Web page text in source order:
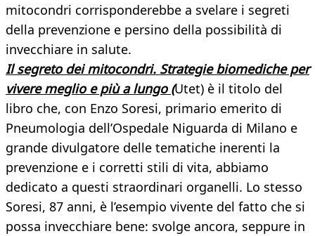
mitocondri corrisponderebbe a svelare i segreti
della prevenzione e persino della possibilità di
invecchiare in salute.
Il segreto dei mitocondri. Strategie biomediche per
vivere meglio e più a lungo (Utet) è il titolo del
libro che, con Enzo Soresi, primario emerito di
Pneumologia dell’Ospedale Niguarda di Milano e
grande divulgatore delle tematiche inerenti la
prevenzione e i corretti stili di vita, abbiamo
dedicato a questi straordinari organelli. Lo stesso
Soresi, 87 anni, è l’esempio vivente del fatto che si
possa invecchiare bene: svolge ancora, seppure in